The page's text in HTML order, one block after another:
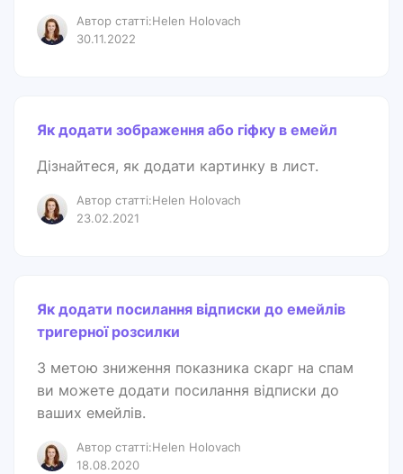
Автор статті:Helen Holovach
30.11.2022
Як додати зображення або гіфку в емейл
Дізнайтеся, як додати картинку в лист.
Автор статті:Helen Holovach
23.02.2021
Як додати посилання відписки до емейлів
тригерної розсилки
З метою зниження показника скарг на спам
ви можете додати посилання відписки до
ваших емейлів.
Автор статті:Helen Holovach
18.08.2020